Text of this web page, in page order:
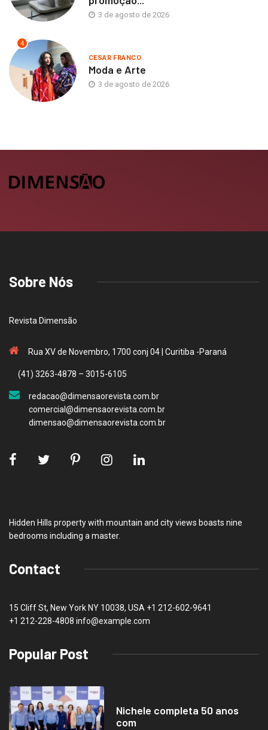
3 de agosto de 2026
4
CESAR FRANCO
Moda e Arte
3 de agosto de 2026
Sobre Nós
Revista Dimensão
Rua XV de Novembro, 1700 conj 04 | Curitiba -Paraná
(41) 3263-4878 – 3015-6105
redacao@dimensaorevista.com.br
comercial@dimensaorevista.com.br
dimensao@dimensaorevista.com.br
Hidden Hills property with mountain and city views boasts nine
bedrooms including a master.
Contact
15 Cliff St, New York NY 10038, USA +1 212-602-9641
+1 212-228-4808 info@example.com
Popular Post
Nichele completa 50 anos
com